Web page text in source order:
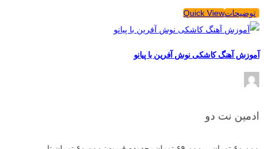
توضیحاتQuick View
آموزش آهنگ کاشکی نوش آفرین با پیانو
ادمین نت دو